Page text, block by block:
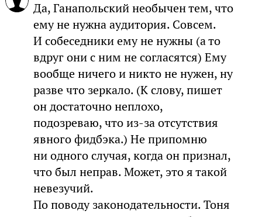
Да, Ганапольский необычен тем, что
ему не нужна аудитория. Совсем.
И собеседники ему не нужны (а то
вдруг они с ним не согласятся) Ему
вообще ничего и никто не нужен, ну
разве что зеркало. (К слову, пишет
он достаточно неплохо,
подозреваю, что из-за отсутствия
явного фидбэка.) Не припомню
ни одного случая, когда он признал,
что был неправ. Может, это я такой
невезучий.
По поводу законодательности. Тоня